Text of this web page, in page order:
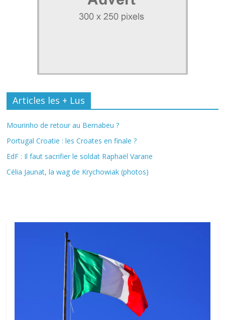
Articles les + Lus
Mourinho de retour au Bernabeu ?
Portugal Croatie : les Croates en finale ?
EdF : Il faut sacrifier le soldat Raphaël Varane
Célia Jaunat, la wag de Krychowiak (photos)